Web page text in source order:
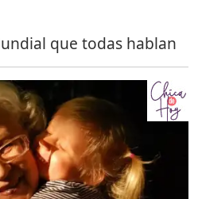
que todas hablan